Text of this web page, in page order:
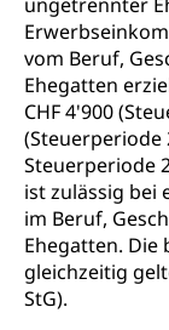
vom Beruf,
Ehegatten
CHF 4'900
(Steuerperiode
Steuerperiode
ist zulässig bei
im Beruf,
Ehegatten. Die
gleichzeitig
StG).
AHV-
Behinderung
geistige
Kultur und
Archive
Bücher,